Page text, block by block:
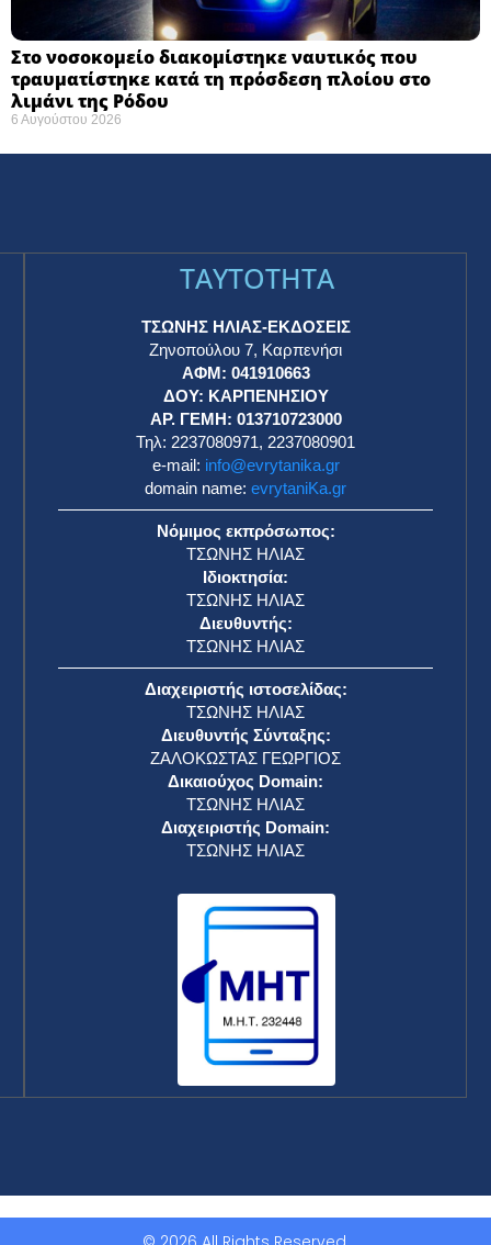
Στο νοσοκομείο διακομίστηκε ναυτικός που
τραυματίστηκε κατά τη πρόσδεση πλοίου στο
λιμάνι της Ρόδου
6 Αυγούστου 2026
TAYTOTHTA
ΤΣΩΝΗΣ ΗΛΙΑΣ-ΕΚΔΟΣΕΙΣ
Ζηνοπούλου 7, Καρπενήσι
ΑΦΜ: 041910663
ΔΟΥ: ΚΑΡΠΕΝΗΣΙΟΥ
ΑΡ. ΓΕΜΗ: 013710723000
Τηλ: 2237080971, 2237080901
e-mail: info@evrytanika.gr
domain name: evrytaniKa.gr
Νόμιμος εκπρόσωπος:
ΤΣΩΝΗΣ ΗΛΙΑΣ
Ιδιοκτησία:
ΤΣΩΝΗΣ ΗΛΙΑΣ
Διευθυντής:
ΤΣΩΝΗΣ ΗΛΙΑΣ
Διαχειριστής ιστοσελίδας:
ΤΣΩΝΗΣ ΗΛΙΑΣ
Διευθυντής Σύνταξης:
ΖΑΛΟΚΩΣΤΑΣ ΓΕΩΡΓΙΟΣ
Δικαιούχος Domain:
ΤΣΩΝΗΣ ΗΛΙΑΣ
Διαχειριστής Domain:
ΤΣΩΝΗΣ ΗΛΙΑΣ